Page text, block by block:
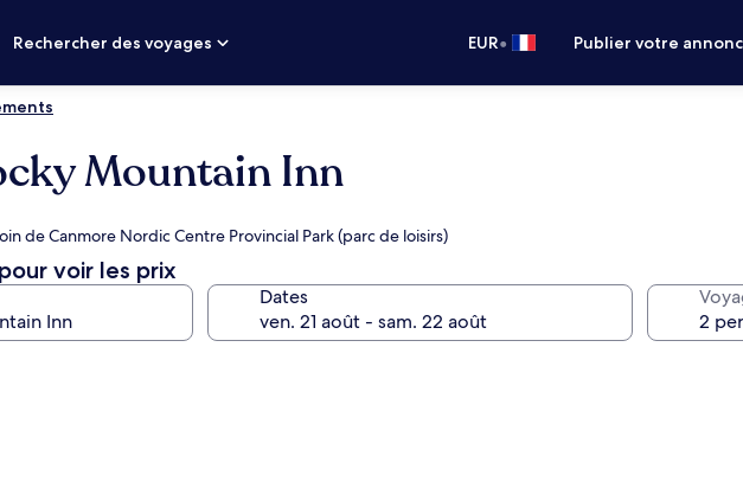
Rechercher des voyages
EUR• Publier votre
Mountain Inn
de Canmore Nordic Centre Provincial Park (parc de loisirs)
voir les prix
Dates